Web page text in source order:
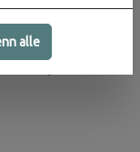
som betyr at
alle